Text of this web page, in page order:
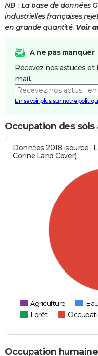
NB : La base de données
industrielles françaises
en grande quantité. Voir
A ne pas manquer
Recevez nos astuces
mail.
En savoir plus sur notre
Occupation des sols
Données 2018 (source :
Corine Land Cover)
Agriculture Eau
Forêt
Occupation